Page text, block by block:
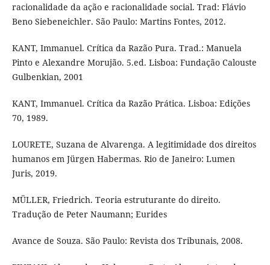
racionalidade da ação e racionalidade social. Trad: Flávio
Beno Siebeneichler. São Paulo: Martins Fontes, 2012.
KANT, Immanuel. Crítica da Razão Pura. Trad.: Manuela
Pinto e Alexandre Morujão. 5.ed. Lisboa: Fundação Calouste
Gulbenkian, 2001
KANT, Immanuel. Crítica da Razão Prática. Lisboa: Edições
70, 1989.
LOURETE, Suzana de Alvarenga. A legitimidade dos direitos
humanos em Jürgen Habermas. Rio de Janeiro: Lumen
Juris, 2019.
MÜLLER, Friedrich. Teoria estruturante do direito.
Tradução de Peter Naumann; Eurides
Avance de Souza. São Paulo: Revista dos Tribunais, 2008.